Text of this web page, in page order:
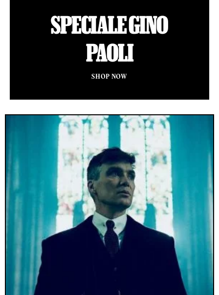
SPECIALE GINO
PAOLI
SHOP NOW